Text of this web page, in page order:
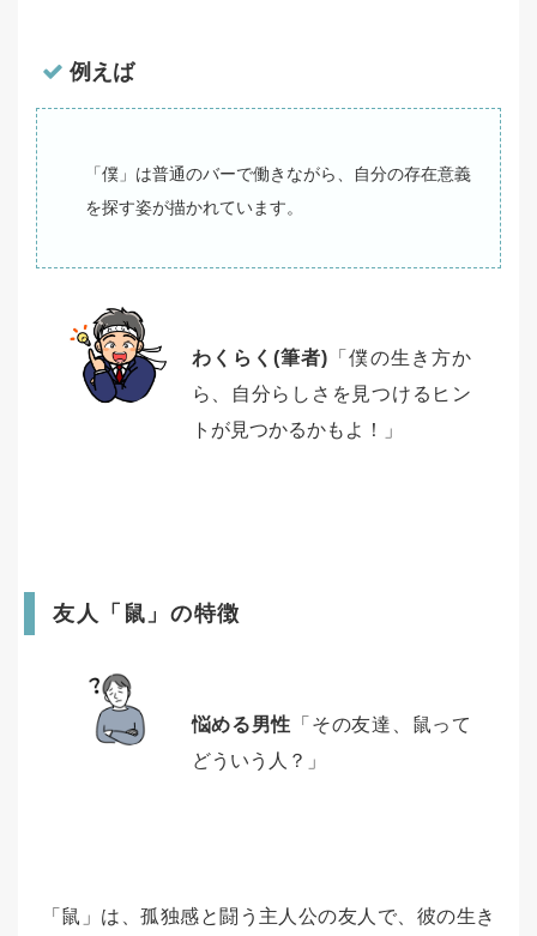
例えば
「僕」は普通のバーで働きながら、自分の存在意義
を探す姿が描かれています。
わくらく(筆者) 「僕の生き方か
ら、自分らしさを見つけるヒン
トが見つかるかもよ！」
友人「鼠」の特徴
悩める男性 「その友達、鼠って
どういう人？」
「鼠」は、孤独感と闘う主人公の友人で、彼の生き